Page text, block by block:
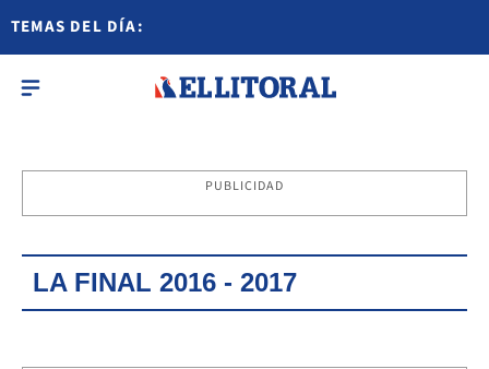
TEMAS DEL DÍA:
PUBLICIDAD
LA FINAL 2016 - 2017